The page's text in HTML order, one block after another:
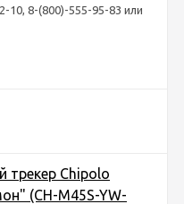
10, 8-(800)-555-95-83 или
трекер Chipolo
(CH-M45S-YW-